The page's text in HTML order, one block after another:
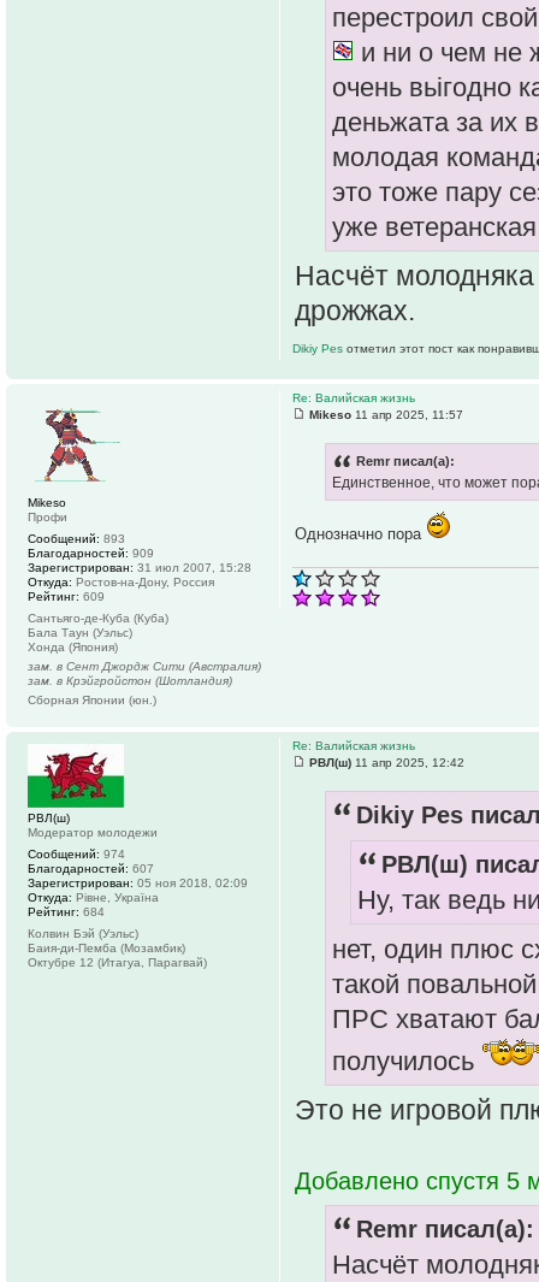
перестроил
и ни о чем не
очень вьігодно
деньжата за их
молодая
это тоже пару
уже
Насчёт
дрожжах.
Dikiy Pes отметил этот пост как
Re: Валийская жизнь
Mikeso 11 апр 2025, 11:57
Remr писал(а):
Единственное, что может
Однозначно пора
Mikeso
Профи
Сообщений: 893
Благодарностей: 909
Зарегистрирован: 31 июл 2007, 15:28
Откуда: Ростов-на-Дону, Россия
Рейтинг: 609
Сантьяго-де-Куба (Куба)
Бала Таун (Уэльс)
Хонда (Япония)
зам. в Сент Джордж Сити (Австралия)
зам. в Крэйгройстон (Шотландия)
Сборная Японии (юн.)
Re: Валийская жизнь
РВЛ(ш) 11 апр 2025, 12:42
Dikiy Pes
РВЛ(ш)
Ну, так ведь
нет, один плюс
такой
ПРС хватают
получилось
Это не игровой
Добавлено спустя 5
Remr писал(а):
Насчёт
РВЛ(ш)
Модератор молодежи
Сообщений: 974
Благодарностей: 607
Зарегистрирован: 05 ноя 2018, 02:09
Откуда: Рiвне, Україна
Рейтинг: 684
Колвин Бэй (Уэльс)
Баия-ди-Пемба (Мозамбик)
Октубре 12 (Итагуа, Парагвай)